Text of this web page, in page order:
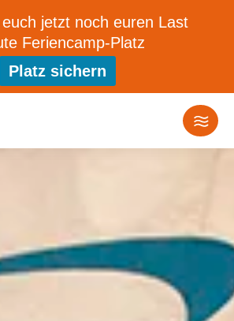
jetzt noch euren Last
Feriencamp-Platz
Platz sichern